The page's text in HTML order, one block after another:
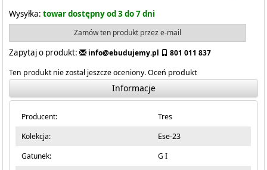
Wysyłka: towar dostępny od 3 do 7 dni
Zamów ten produkt przez e-mail
Zapytaj o produkt: info@ebudujemy.pl
801 011 837
Ten produkt nie został jeszcze oceniony.Oceń produkt
Informacje
Producent:
Tres
Kolekcja:
Ese-23
Gatunek:
G I